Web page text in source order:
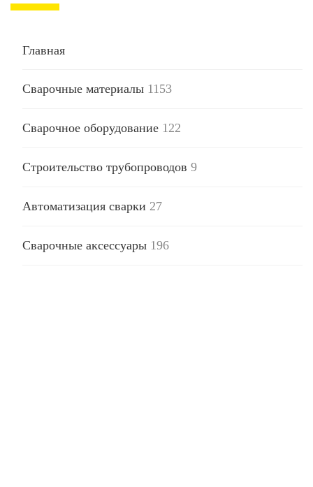
Главная
Сварочные материалы 1153
Сварочное оборудование 122
Строительство трубопроводов 9
Автоматизация сварки 27
Сварочные аксессуары 196